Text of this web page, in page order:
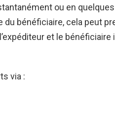
ou en
du bénéficiaire, cela peut
et le
via :